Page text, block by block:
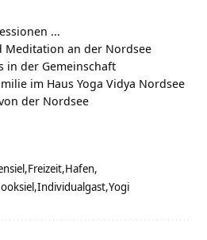
…
Meditation an der Nordsee
in der Gemeinschaft
im Haus Yoga Vidya Nordsee
der Nordsee
Freizeit Hafen
Individualgast Yogi